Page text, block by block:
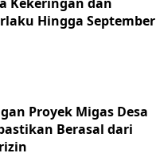
Hingga September
Proyek Migas Desa
Berasal dari